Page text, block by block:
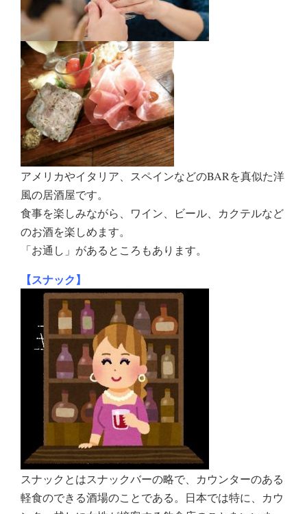
アメリカやイタリア、スペインなどのBARを真似た洋
風の居酒屋です。
食事を楽しみながら、ワイン、ビール、カクテルなど
のお酒を楽しめます。
「お通し」があるところもあります。
【スナック】
スナックとはスナックバーの略で、カウンターのある
軽食のできる酒場のことである。日本では特に、カウ